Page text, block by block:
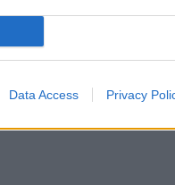
Data Access Privacy